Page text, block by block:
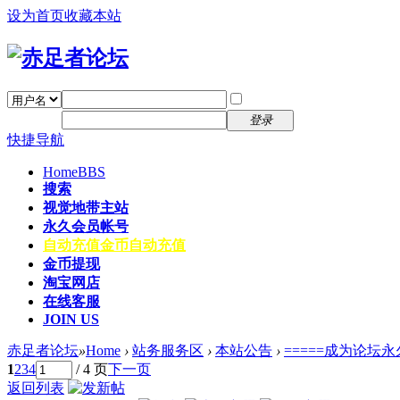
设为首页收藏本站
登录
快捷导航
HomeBBS
搜索
视觉地带主站
永久会员帐号
自动充值金币自动充值
金币提现
淘宝网店
在线客服
JOIN US
赤足者论坛»Home › 站务服务区 › 本站公告 › =====成为论坛
1234 / 4 页下一页
返回列表